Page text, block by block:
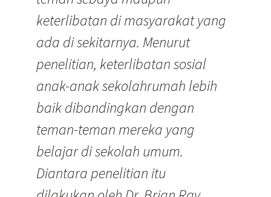
keterlibatan di masyarakat yang
ada di sekitarnya. Menurut
penelitian, keterlibatan sosial
anak-anak sekolahrumah lebih
baik dibandingkan dengan
teman-teman mereka yang
belajar di sekolah umum.
Diantara penelitian itu